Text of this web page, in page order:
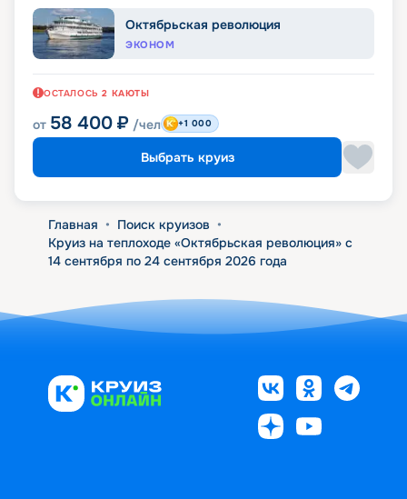
Октябрьская революция
ЭКОНОМ
ОСТАЛОСЬ 2 КАЮТЫ
от 58 400 ₽ /чел +1 000
Выбрать круиз
Главная • Поиск круизов •
Круиз на теплоходе «Октябрьская революция» с
14 сентября по 24 сентября 2026 года